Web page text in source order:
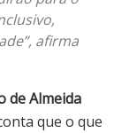
afirma
de Almeida
que o que